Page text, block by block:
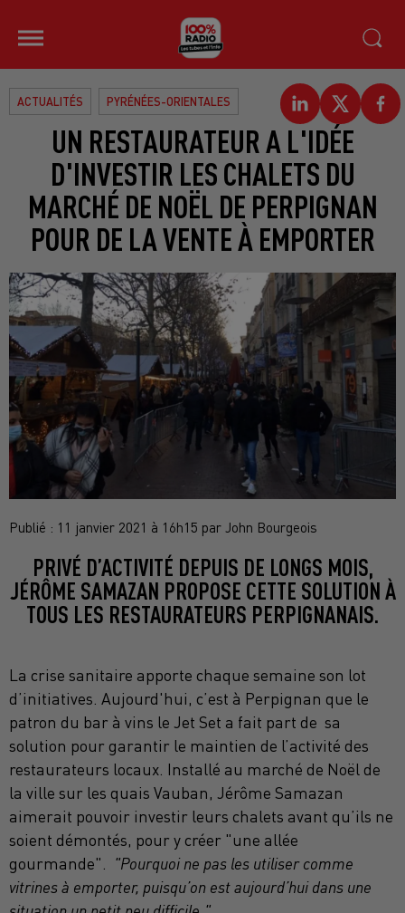
ACTUALITÉS PYRÉNÉES-ORIENTALES
UN RESTAURATEUR A L'IDÉE
D'INVESTIR LES CHALETS DU
MARCHÉ DE NOËL DE PERPIGNAN
POUR DE LA VENTE À EMPORTER
Publié : 11 janvier 2021 à 16h15 par John Bourgeois
PRIVÉ D’ACTIVITÉ DEPUIS DE LONGS MOIS,
JÉRÔME SAMAZAN PROPOSE CETTE SOLUTION À
TOUS LES RESTAURATEURS PERPIGNANAIS.
​La crise sanitaire apporte chaque semaine son lot
d’initiatives. Aujourd'hui, c’est à Perpignan que le
patron du bar à vins le Jet Set a fait part de sa
solution pour garantir le maintien de l’activité des
restaurateurs locaux. Installé au marché de Noël de
la ville sur les quais Vauban, Jérôme Samazan
aimerait pouvoir investir leurs chalets avant qu’ils ne
soient démontés, pour y créer "une allée
gourmande". "Pourquoi ne pas les utiliser comme
vitrines à emporter, puisqu’on est aujourd’hui dans une